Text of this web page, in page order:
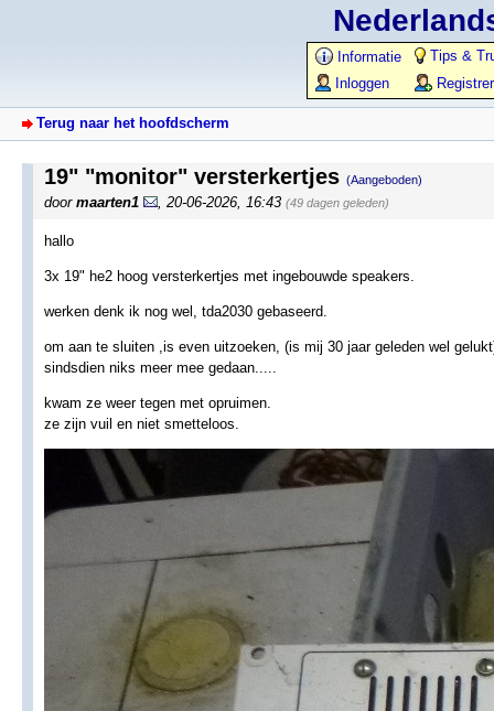
Informatie
Tips &
Inloggen
Terug naar het hoofdscherm
19" "monitor" versterkertjes (Aangeboden)
door maarten1 20-06-2026, 16:43 (49 dagen geleden)
hallo
3x 19" he2 hoog versterkertjes met ingebouwde speakers.
werken denk ik nog wel, tda2030 gebaseerd.
om aan te sluiten ,is even uitzoeken, (is mij 30 jaar geleden wel
sindsdien niks meer mee gedaan.....
kwam ze weer tegen met opruimen.
ze zijn vuil en niet smetteloos.